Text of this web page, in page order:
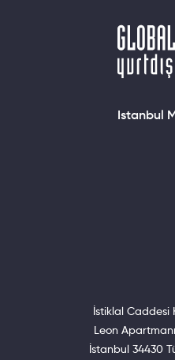
Istanbul
İstiklal Caddesi
Leon
İstanbul 34430